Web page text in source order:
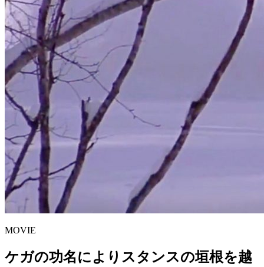
MOVIE
ケガの功名によりスタンスの垣根を越